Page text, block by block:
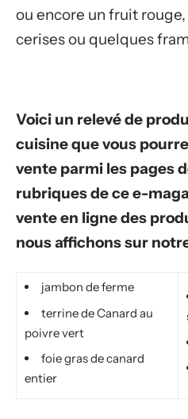
ou encore un fruit
cerises ou quelques
Voici un relevé de
cuisine que vous
vente parmi les pages
rubriques de ce e-
vente en ligne des
nous affichons sur
jambon de ferme
terrine de Canard au
poivre vert
foie gras de canard
entier